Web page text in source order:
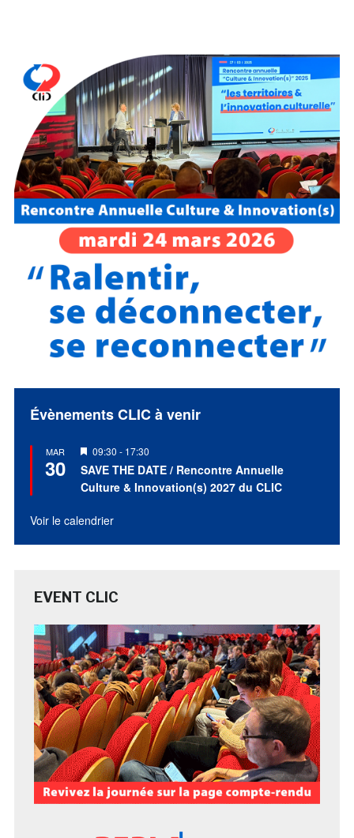
Évènements CLIC à venir
MAR
30
Mis
en
avant
09:30 - 17:30
SAVE THE DATE / Rencontre Annuelle
Culture & Innovation(s) 2027 du CLIC
Voir le calendrier
EVENT CLIC